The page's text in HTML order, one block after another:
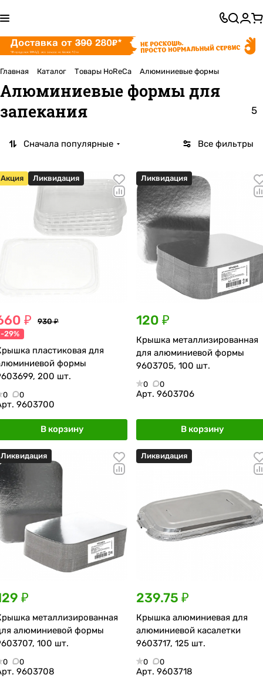
Главная Каталог Товары HoReCa Алюминиевые формы
Алюминиевые формы для
запекания
5
Все фильтры
Сначала популярные
Акция Ликвидация
₽
930 ₽
-29%
пластиковая для
формы
200 шт.
0 0
9603700
В корзину
Ликвидация
120 ₽
Крышка металлизированная
для алюминиевой формы
9603705, 100 шт.
0 0
Арт. 9603706
В корзину
Ликвидация
₽
металлизированная
алюминиевой формы
100 шт.
0 0
9603708
Ликвидация
239.75 ₽
Крышка алюминиевая для
алюминиевой касалетки
9603717, 125 шт.
0 0
Арт. 9603718